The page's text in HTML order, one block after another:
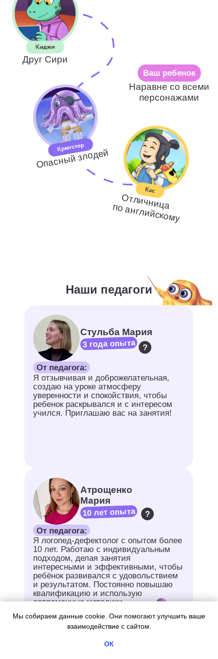
Самарина
Екатерина
10 лет опыта
От педагога:
Я педагог с опытом более 10 лет.
Люблю свою профессию и детей,
верю в индивидуальный подход к
каждому ученику. В свободное время
увлекаюсь вязанием детских вещей и
путешествиями.
Все под рукой
Удобное пространство для
ребенка
и родителя: расписание,
домашние задания, материалы
и прогресс в одном месте.
Полный контроль и максимум
удобства.
Уроки
Живые онлайн-занятия
с сильными педагогами. Все
форме — ребенок не просто
Мы собираем данные cookie. Они помогают улучшить ваше
взаимодействие с сайтом.
ОК